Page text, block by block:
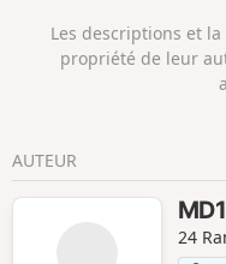
Les descriptions et
propriété de leur
AUTEUR
24